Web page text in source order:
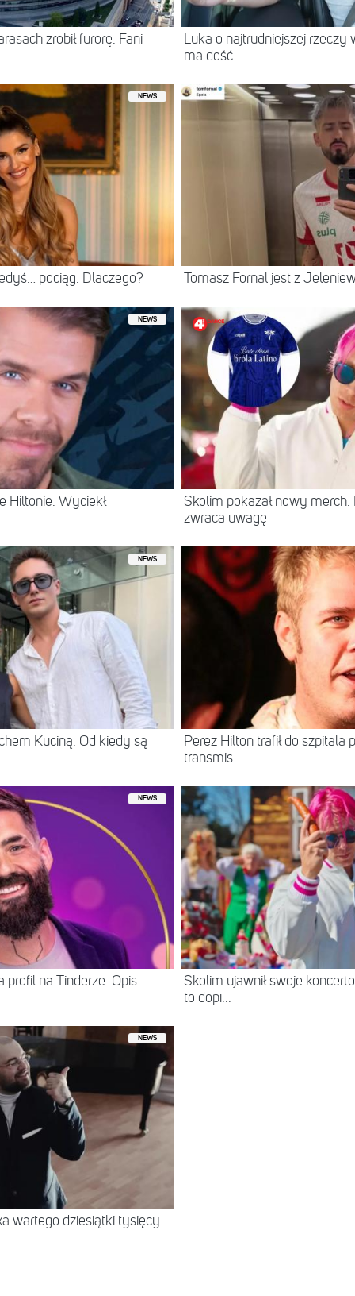
zrobił furorę. Fani
Luka o najtrudniejszej rzeczy
ma dość
NEWS
pociąg. Dlaczego? Tomasz Fornal jest z
NEWS
Hiltonie. Wyciekł
Skolim pokazał nowy
zwraca uwagę
NEWS
Kuciną. Od kiedy są
Perez Hilton trafił do szpitala
transmis...
NEWS
profil na Tinderze. Opis
Skolim ujawnił swoje
to dopi...
NEWS
wartego dziesiątki tysięcy.